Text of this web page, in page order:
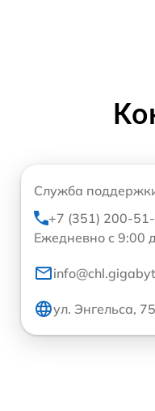
Служба
+7 (351) 200-
Ежедневно с 9:00
ул. Энгельса, 75